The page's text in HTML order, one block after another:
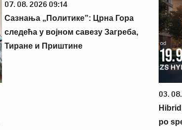
07. 08. 2026 09:14
Сазнања „Политике”: Црна Гора
следећа у војном савезу Загреба,
Тиране и Приштине
03.
po